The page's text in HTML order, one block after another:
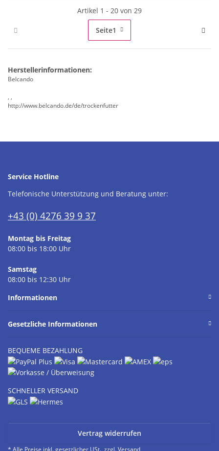
Artikel 1 - 20 von 29
Seite1
Herstellerinformationen:
Belcando
, ,
http://www.belcando.de/de/trockenfutter
Service Hotline
Telefonische Unterstützung und Beratung unter:
+43 (0) 4276 39 9 37
Montag bis Freitag
08:00 bis 18:00 Uhr
Samstag
08:00 bis 12:30 Uhr
Informationen
Gesetzliche Informationen
BEQUEME BEZAHLUNG
SCHNELLER VERSAND
Vertrag widerrufen
* Alle Preise inkl. gesetzlicher USt., zzgl. Versand